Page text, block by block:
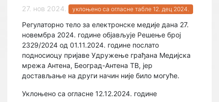
27. нов 2024. уклоњено са огласне табле 12. дец 2024.
Регулаторно тело за електронске медије дана 27.
новембра 2024. године објављује Решење број
2329/2024 од 01.11.2024. године послато
подносиоцу пријаве Удружење грађана Медијска
мрежа Антена, Београд-Антена ТВ, јер
достављање на други начин није било могуће.
Уклоњено са огласне 12.12.2024. године